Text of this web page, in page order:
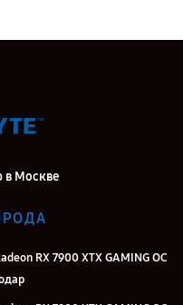
в Москве
RX 7900 XTX GAMING OC